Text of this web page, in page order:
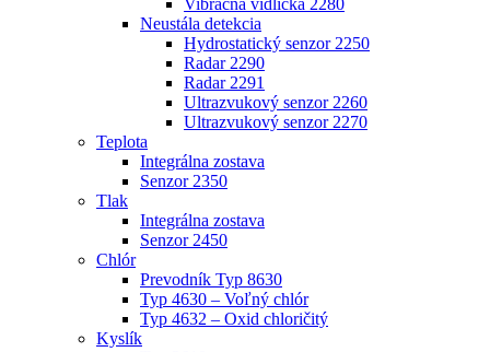
Vibračná vidlička 2280
Neustála detekcia
Hydrostatický senzor 2250
Radar 2290
Radar 2291
Ultrazvukový senzor 2260
Ultrazvukový senzor 2270
Teplota
Integrálna zostava
Senzor 2350
Tlak
Integrálna zostava
Senzor 2450
Chlór
Prevodník Typ 8630
Typ 4630 – Voľný chlór
Typ 4632 – Oxid chloričitý
Kyslík